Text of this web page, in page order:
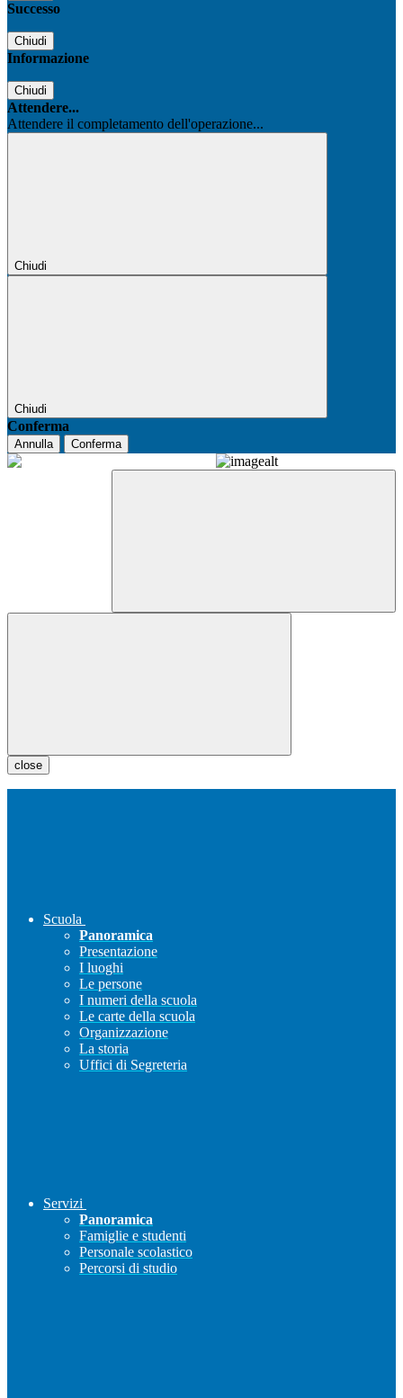
Successo
Chiudi
Informazione
Chiudi
Attendere...
Attendere il completamento dell'operazione...
Chiudi
Chiudi
Conferma
Annulla Conferma
close
Scuola
Panoramica
Presentazione
I luoghi
Le persone
I numeri della scuola
Le carte della scuola
Organizzazione
La storia
Uffici di Segreteria
Servizi
Panoramica
Famiglie e studenti
Personale scolastico
Percorsi di studio